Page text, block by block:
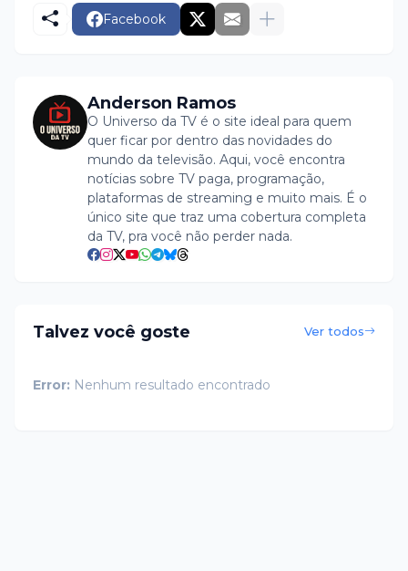
Facebook
Anderson Ramos
O Universo da TV é o site ideal para quem
quer ficar por dentro das novidades do
mundo da televisão. Aqui, você encontra
notícias sobre TV paga, programação,
plataformas de streaming e muito mais. É o
único site que traz uma cobertura completa
da TV, pra você não perder nada.
Talvez você goste Ver todos
Error: Nenhum resultado encontrado